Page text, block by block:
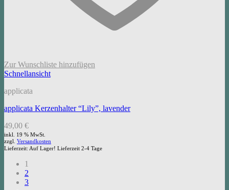
Zur Wunschliste hinzufügen
Schnellansicht
applicata
applicata Kerzenhalter “Lily”, lavender
49,00 €
inkl. 19 % MwSt.
zzgl. Versandkosten
Lieferzeit: Auf Lager! Lieferzeit 2-4 Tage
1
2
3